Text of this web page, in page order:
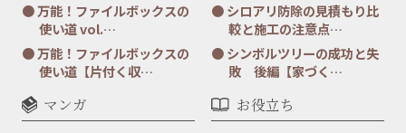
万能！ファイルボックスの
使い道 vol.…
万能！ファイルボックスの
使い道【片付く収…
シロアリ防除の見積もり比
較と施工の注意点…
シンボルツリーの成功と失
敗 後編【家づく…
マンガ お役立ち